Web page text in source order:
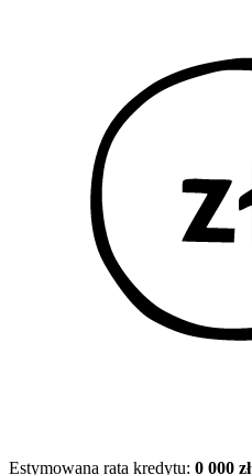
Estymowana rata kredytu: 0 000 zł